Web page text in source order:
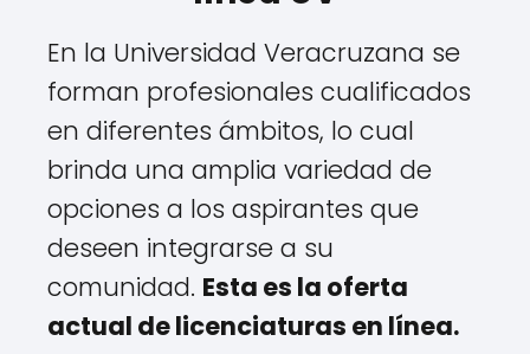
En la Universidad Veracruzana se
forman profesionales cualificados
en diferentes ámbitos, lo cual
brinda una amplia variedad de
opciones a los aspirantes que
deseen integrarse a su
comunidad. Esta es la oferta
actual de licenciaturas en línea.